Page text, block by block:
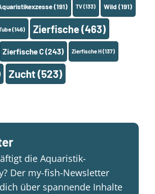
(191) TV(133) Wild (191)
(146) Zierfische(463)
Zierfische C(243) Zierfische H(137)
Zucht(523)
die Aquaristik-
Der my-fish-Newsletter
über spannende Inhalte